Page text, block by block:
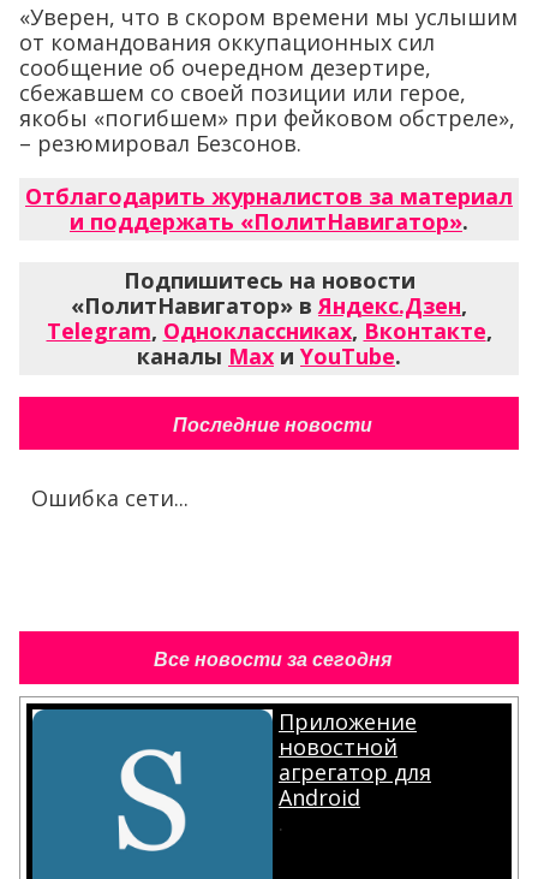
«Уверен, что в скором времени мы услышим
от командования оккупационных сил
сообщение об очередном дезертире,
сбежавшем со своей позиции или герое,
якобы «погибшем» при фейковом обстреле»,
– резюмировал Безсонов.
Отблагодарить журналистов за материал
и поддержать «ПолитНавигатор».
Подпишитесь на новости
«ПолитНавигатор» в Яндекс.Дзен,
Telegram, Одноклассниках, Вконтакте,
каналы Max и YouTube.
Последние новости
Ошибка сети...
Все новости за сегодня
Приложение
новостной
агрегатор для
Android
.